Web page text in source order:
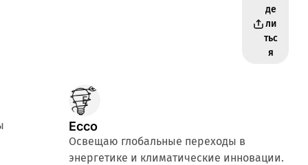
де
ли
тьс
я
Ecco
Освещаю глобальные переходы в
энергетике и климатические инновации.